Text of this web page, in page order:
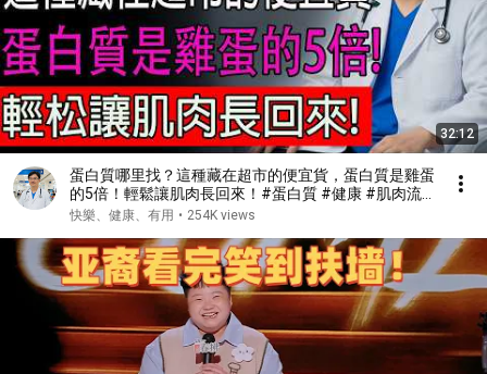
32:12
蛋白質哪里找？這種藏在超市的便宜貨，蛋白質是雞蛋
的5倍！輕鬆讓肌肉長回來！#蛋白質 #健康 #肌肉流
失 #肌少症
快樂、健康、有用 • 254K views